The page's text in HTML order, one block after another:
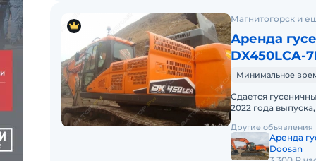
Магнитогорск и
Аренда
DX450LCA-
Минимальное
Cдaетcя
2022 годa
Другие объявления
Аренда
Doosan